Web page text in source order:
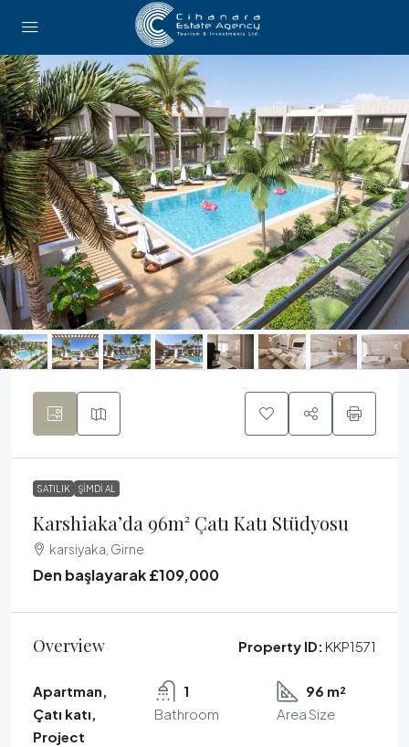
SATILIK ŞIMDI AL
Karshiaka’da 96m² Çatı Katı Stüdyosu
karsiyaka, Girne
Den başlayarak£109,000
Overview Property ID: KKP1571
Apartman,
Çatı katı,
Project
1
Bathroom
96 m²
Area Size